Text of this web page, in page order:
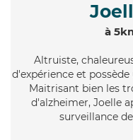
à
Altruiste,
d'expérience et
Maitrisant bien les
d'alzheimer, Joelle
surveillance